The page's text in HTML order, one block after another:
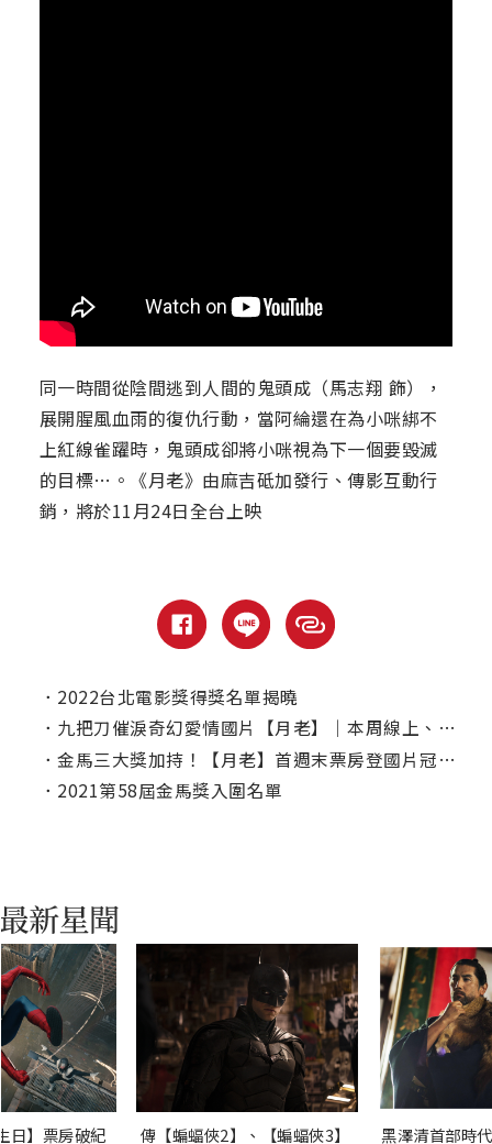
同一時間從陰間逃到人間的鬼頭成（馬志翔 飾），
展開腥風血雨的復仇行動，當阿綸還在為小咪綁不
上紅線雀躍時，鬼頭成卻將小咪視為下一個要毀滅
的目標…。《月老》由麻吉砥加發行、傳影互動行
銷，將於11月24日全台上映
． 2022台北電影獎得獎名單揭曉
． 九把刀催淚奇幻愛情國片【月老】｜本周線上、電視首播推薦
． 金馬三大獎加持！【月老】首週末票房登國片冠軍！
． 2021第58屆金馬獎入圍名單
日】票房破紀 傳【蝙蝠俠2】、【蝙蝠俠3】 黑澤清首部時